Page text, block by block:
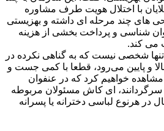
با اختلال هویت طرف مشاوره
های چند مرحله ای داشته و بهزیستی
شناسی و پرداخت بخشی از هزینه
می کند.
قطعا تنها شخصی نیست كه به گناهی نكرده در
و پایین می‌رود، قطعا با كمی جست و
خواهیم كرد كه در عنفوان
سرگردانند، ای كاش مسئولان مربوطه
در هرنوع لباسی دخترانه یا پسرانه